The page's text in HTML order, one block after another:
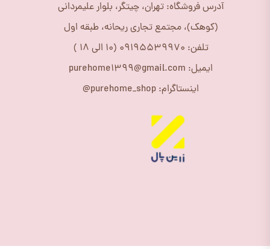
آدرس فروشگاه: تهران، چیتگر، بلوار علیمردانی
(کوهک)، مجتمع تجاری ریحانه، طبقه اول
تلفن: 09195539970 (10 الی 18 )
ایمیل: purehome1399@gmail.com
اینستاگرام: purehome_shop@